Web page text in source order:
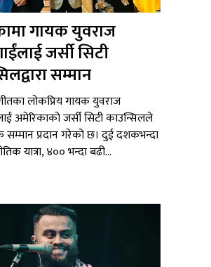
गायक युवराज
जर्सी सिटी
सम्मान
लोकप्रिय गायक युवराज
अमेरिकाको जर्सी सिटी काउन्सिलले
प्रदान गरेको छ। दुई दशकभन्दा
यात्रा, ४०० भन्दा बढी...